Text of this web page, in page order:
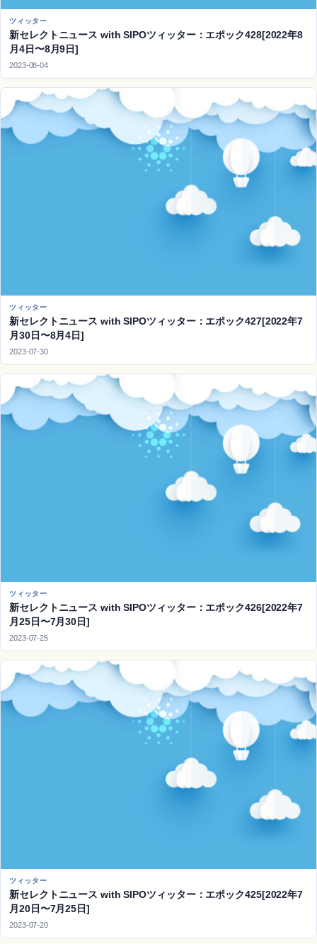
ツィッター
新セレクトニュース with SIPOツィッター：エポック428[2022年8
月4日〜8月9日]
2023-08-04
ツィッター
新セレクトニュース with SIPOツィッター：エポック427[2022年7
月30日〜8月4日]
2023-07-30
ツィッター
新セレクトニュース with SIPOツィッター：エポック426[2022年7
月25日〜7月30日]
2023-07-25
ツィッター
新セレクトニュース with SIPOツィッター：エポック425[2022年7
月20日〜7月25日]
2023-07-20